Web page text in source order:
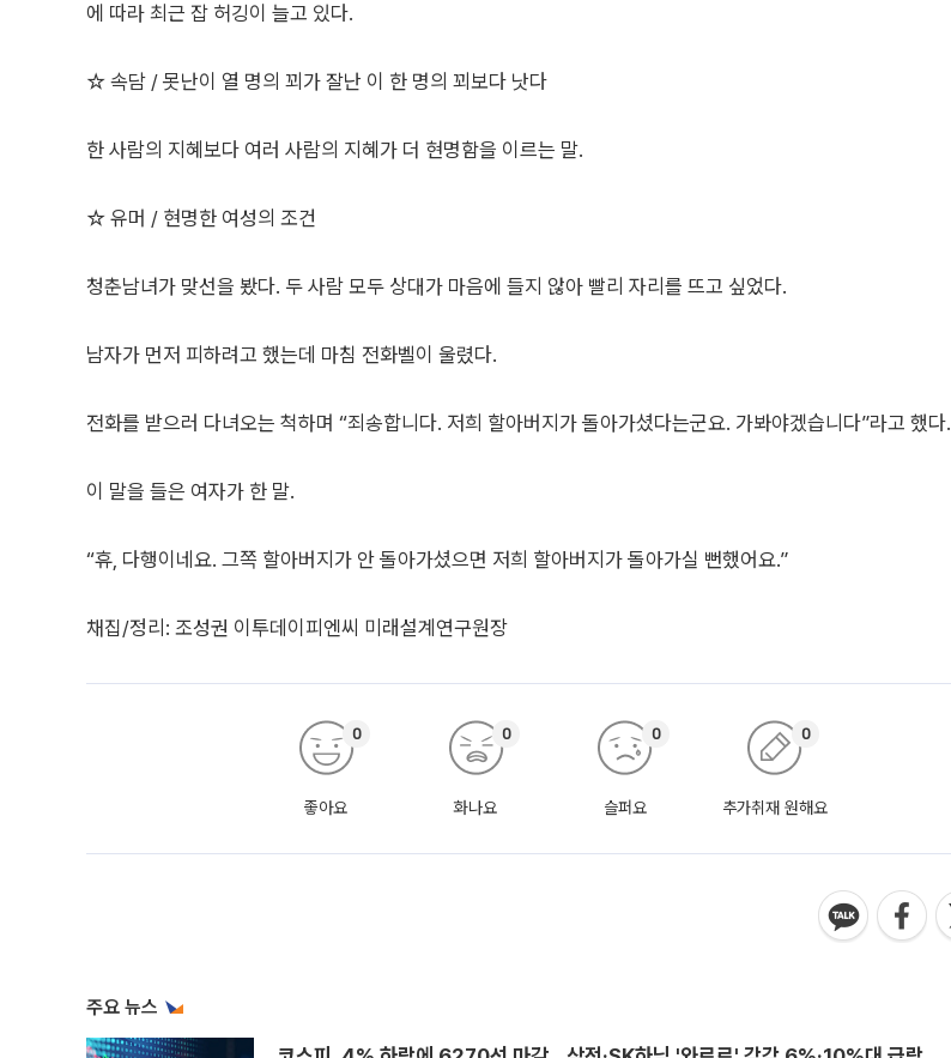
에 따라 최근 잡 허깅이 늘고 있다.
☆ 속담 / 못난이 열 명의 꾀가 잘난 이 한 명의 꾀보다 낫다
한 사람의 지혜보다 여러 사람의 지혜가 더 현명함을 이르는 말.
☆ 유머 / 현명한 여성의 조건
청춘남녀가 맞선을 봤다. 두 사람 모두 상대가 마음에 들지 않아 빨리 자리를 뜨고 싶었다.
남자가 먼저 피하려고 했는데 마침 전화벨이 울렸다.
전화를 받으러 다녀오는 척하며 “죄송합니다. 저희 할아버지가 돌아가셨다는군요. 가봐야겠습니다”라고 했다.
이 말을 들은 여자가 한 말.
“휴, 다행이네요. 그쪽 할아버지가 안 돌아가셨으면 저희 할아버지가 돌아가실 뻔했어요.”
채집/정리: 조성권 이투데이피엔씨 미래설계연구원장
좋아요
0
화나요
0
슬퍼요
0
추가취재 원해요
0
주요 뉴스